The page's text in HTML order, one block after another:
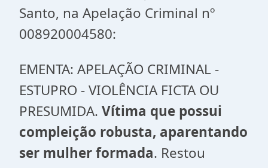
Santo, na Apelação Criminal nº
008920004580:
EMENTA: APELAÇÃO CRIMINAL -
ESTUPRO - VIOLÊNCIA FICTA OU
PRESUMIDA. Vítima que possui
compleição robusta, aparentando
ser mulher formada. Restou